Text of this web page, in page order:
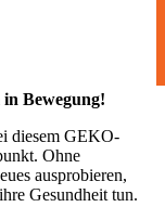
Bewegung!
diesem GEKO-
Ohne
ausprobieren,
Gesundheit tun.